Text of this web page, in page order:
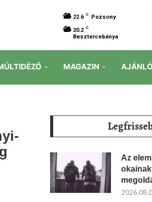
22.6 C Pozsony
20.2 C
Besztercebánya
MAGAZIN AJÁNLÓ
Az